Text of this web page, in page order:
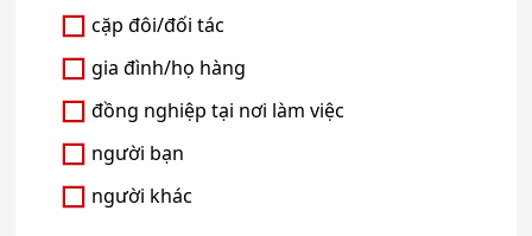
cặp đôi/đối tác
gia đình/họ hàng
đồng nghiệp tại nơi làm việc
người bạn
người khác